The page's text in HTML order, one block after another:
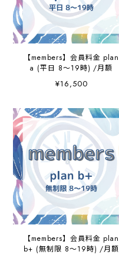
【members】会員料金 plan
a (平日 8～19時) /月額
¥16,500
【members】会員料金 plan
b+ (無制限 8～19時) /月額